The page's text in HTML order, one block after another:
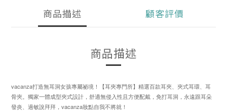
商品描述 顧客評價
商品描述
vacanza打造無耳洞女孩專屬祕境！【耳夾專門所】精選百款耳夾、夾式耳環、耳
骨夾。獨家一體成型夾式設計，舒適無侵入性且方便配戴，免打耳洞，永遠跟耳朵
發炎、過敏說拜拜，vacanza妝點自我不將就！